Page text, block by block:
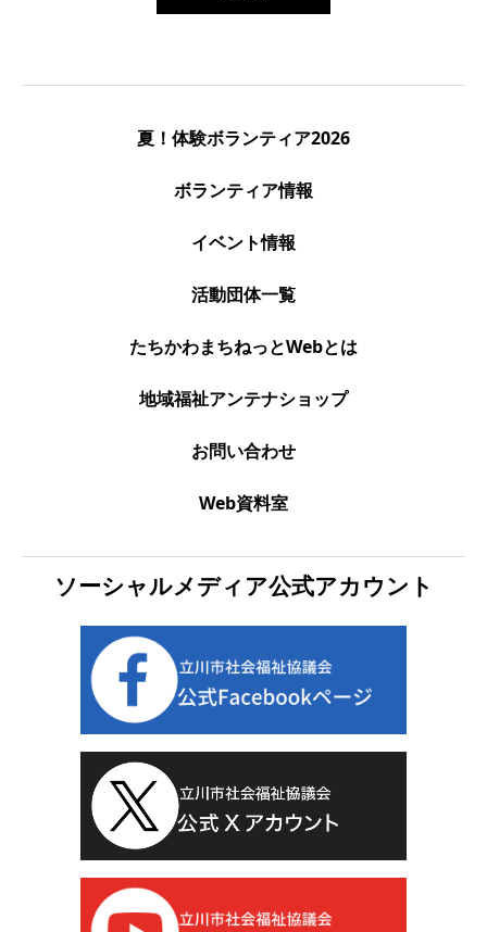
夏！体験ボランティア2026
ボランティア情報
イベント情報
活動団体一覧
たちかわまちねっとWebとは
地域福祉アンテナショップ
お問い合わせ
Web資料室
ソーシャルメディア公式アカウント